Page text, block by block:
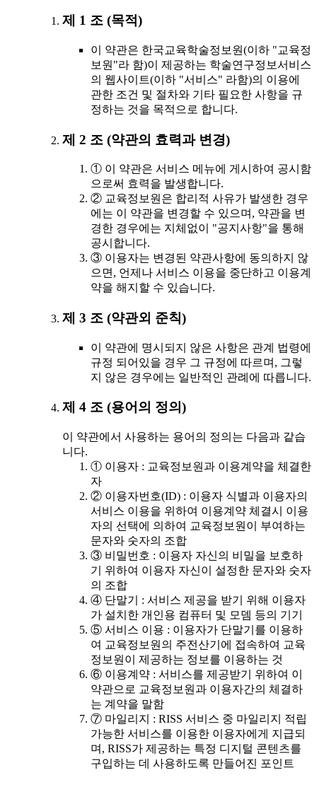
제 1 조 (목적)
이 약관은 한국교육학술정보원(이하 "교육정
보원"라 함)이 제공하는 학술연구정보서비스
의 웹사이트(이하 "서비스" 라함)의 이용에
관한 조건 및 절차와 기타 필요한 사항을 규
정하는 것을 목적으로 합니다.
제 2 조 (약관의 효력과 변경)
① 이 약관은 서비스 메뉴에 게시하여 공시함
으로써 효력을 발생합니다.
② 교육정보원은 합리적 사유가 발생한 경우
에는 이 약관을 변경할 수 있으며, 약관을 변
경한 경우에는 지체없이 "공지사항"을 통해
공시합니다.
③ 이용자는 변경된 약관사항에 동의하지 않
으면, 언제나 서비스 이용을 중단하고 이용계
약을 해지할 수 있습니다.
제 3 조 (약관외 준칙)
이 약관에 명시되지 않은 사항은 관계 법령에
규정 되어있을 경우 그 규정에 따르며, 그렇
지 않은 경우에는 일반적인 관례에 따릅니다.
제 4 조 (용어의 정의)
이 약관에서 사용하는 용어의 정의는 다음과 같습
니다.
① 이용자 : 교육정보원과 이용계약을 체결한
자
② 이용자번호(ID) : 이용자 식별과 이용자의
서비스 이용을 위하여 이용계약 체결시 이용
자의 선택에 의하여 교육정보원이 부여하는
문자와 숫자의 조합
③ 비밀번호 : 이용자 자신의 비밀을 보호하
기 위하여 이용자 자신이 설정한 문자와 숫자
의 조합
④ 단말기 : 서비스 제공을 받기 위해 이용자
가 설치한 개인용 컴퓨터 및 모뎀 등의 기기
⑤ 서비스 이용 : 이용자가 단말기를 이용하
여 교육정보원의 주전산기에 접속하여 교육
정보원이 제공하는 정보를 이용하는 것
⑥ 이용계약 : 서비스를 제공받기 위하여 이
약관으로 교육정보원과 이용자간의 체결하
는 계약을 말함
⑦ 마일리지 : RISS 서비스 중 마일리지 적립
가능한 서비스를 이용한 이용자에게 지급되
며, RISS가 제공하는 특정 디지털 콘텐츠를
구입하는 데 사용하도록 만들어진 포인트